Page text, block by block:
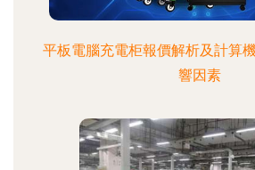
平板電腦充電柜報價解析及計算
響因素